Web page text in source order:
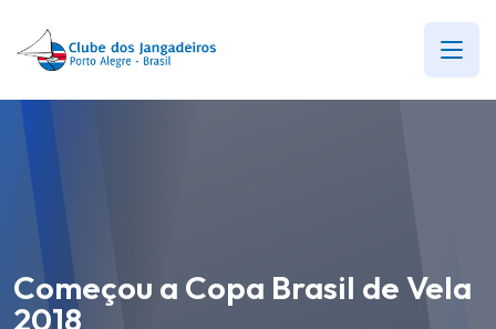
Começou a Copa Brasil de Vela
2018